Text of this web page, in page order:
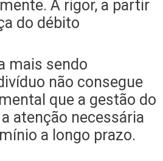
A rigor, a partir
do débito
mais sendo
não consegue
que a gestão do
atenção necessária
a longo prazo.